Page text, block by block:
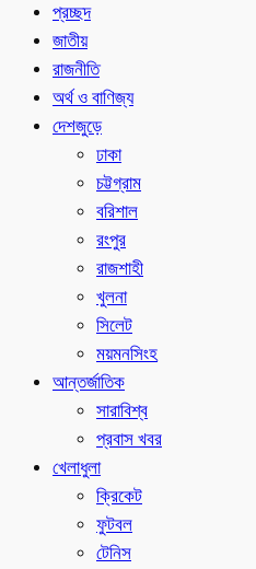
প্রচ্ছদ
জাতীয়
রাজনীতি
অর্থ ও বাণিজ্য
দেশজুড়ে
ঢাকা
চট্টগ্রাম
বরিশাল
রংপুর
রাজশাহী
খুলনা
সিলেট
ময়মনসিংহ
আন্তর্জাতিক
সারাবিশ্ব
প্রবাস খবর
খেলাধুলা
ক্রিকেট
ফুটবল
টেনিস